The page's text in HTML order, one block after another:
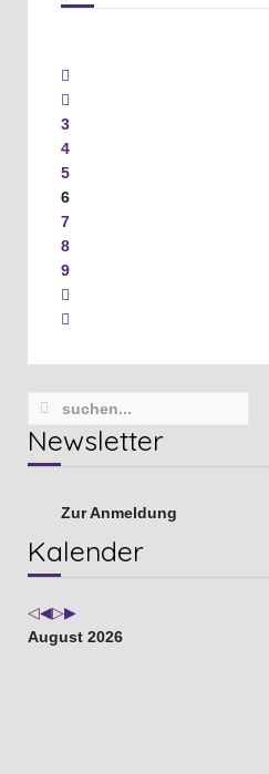
3
4
5
6
7
8
9
Newsletter
Zur Anmeldung
Kalender
Jahr
Monat
Jahr
Monat
August 2026